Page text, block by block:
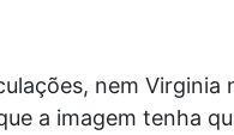
nem
a imagem tenha